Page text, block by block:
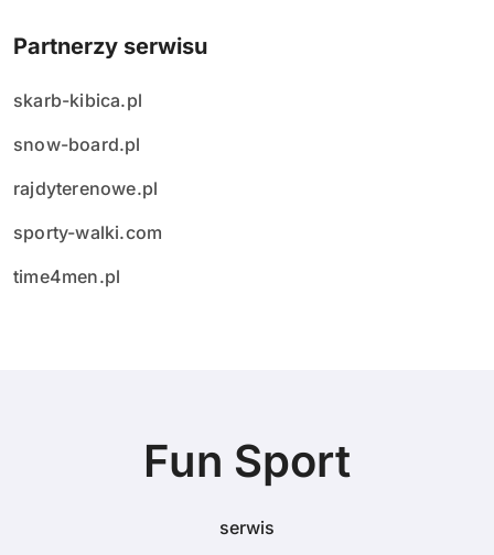
Partnerzy serwisu
skarb-kibica.pl
snow-board.pl
rajdyterenowe.pl
sporty-walki.com
time4men.pl
Fun Sport
serwis